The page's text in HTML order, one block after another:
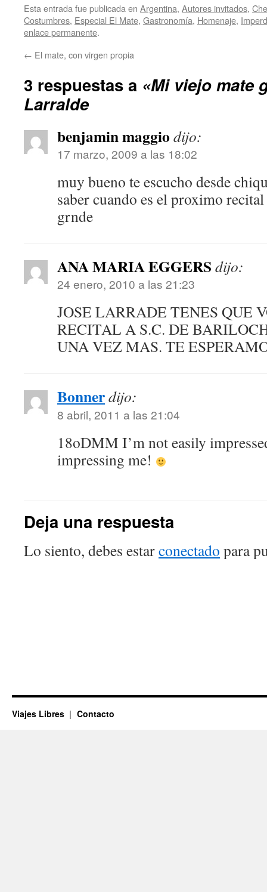
Esta entrada fue publicada en Argentina, Autores invitados,
Costumbres, Especial El Mate, Gastronomí­a, Homenaje,
enlace permanente.
← El mate, con virgen propia
3 respuestas a «Mi viejo mate
Larralde
benjamin maggio dijo:
17 marzo, 2009 a las 18:02
muy bueno te escucho desde
saber cuando es el proximo
grnde
ANA MARIA EGGERS dijo:
24 enero, 2010 a las 21:23
JOSE LARRADE TENES QUE
RECITAL A S.C. DE
UNA VEZ MAS. TE
Bonnerdijo:
8 abril, 2011 a las 21:04
18oDMM I’m not easily
impressing me!
Deja una respuesta
Lo siento, debes estarconectado para
Viajes Libres Contacto